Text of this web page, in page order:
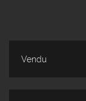
Vendu